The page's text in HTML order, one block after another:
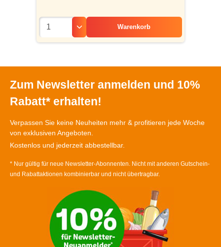
Warenkorb
Zum Newsletter anmelden und 10%
Rabatt* erhalten!
Verpassen Sie keine Neuheiten mehr & profitieren jede Woche
von exklusiven Angeboten.
Kostenlos und jederzeit abbestellbar.
* Nur gültig für neue Newsletter-Abonnenten. Nicht mit anderen Gutschein-
und Rabattaktionen kombinierbar und nicht übertragbar.